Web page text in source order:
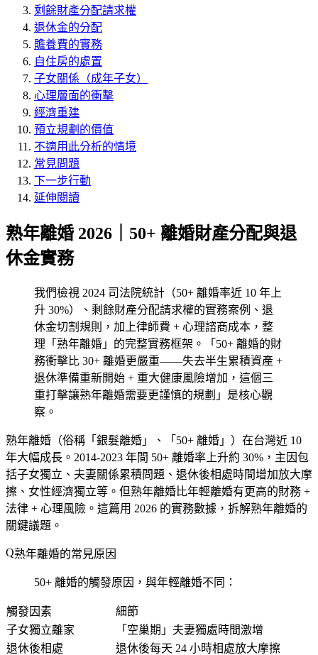
剩餘財產分配請求權
退休金的分配
贍養費的實務
自住房的處置
子女關係（成年子女）
心理層面的衝擊
經濟重建
預立規劃的價值
不適用此分析的情境
常見問題
下一步行動
延伸閱讀
熟年離婚 2026｜50+ 離婚財產分配與退
休金實務
我們檢視 2024 司法院統計（50+ 離婚率近 10 年上
升 30%）、剩餘財產分配請求權的實務案例、退
休金切割規則，加上律師費 + 心理諮商成本，整
理「熟年離婚」的完整實務框架。「50+ 離婚的財
務衝擊比 30+ 離婚更嚴重——失去半生累積資產 +
退休準備重新開始 + 重大健康風險增加，這個三
重打擊讓熟年離婚需要更謹慎的規劃」是核心觀
察。
熟年離婚（俗稱「銀髮離婚」、「50+ 離婚」）在台灣近 10
年大幅成長。2014-2023 年間 50+ 離婚率上升約 30%，主因包
括子女獨立、夫妻關係累積問題、退休後相處時間增加放大摩
擦、女性經濟獨立等。但熟年離婚比年輕離婚有更高的財務 +
法律 + 心理風險。這篇用 2026 的實務數據，拆解熟年離婚的
關鍵議題。
熟年離婚的常見原因
50+ 離婚的觸發原因，與年輕離婚不同：
觸發因素
細節
子女獨立離家
「空巢期」夫妻獨處時間激增
退休後相處
退休後每天 24 小時相處放大摩擦